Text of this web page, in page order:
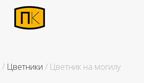
/ Цветники / Цветник на могилу